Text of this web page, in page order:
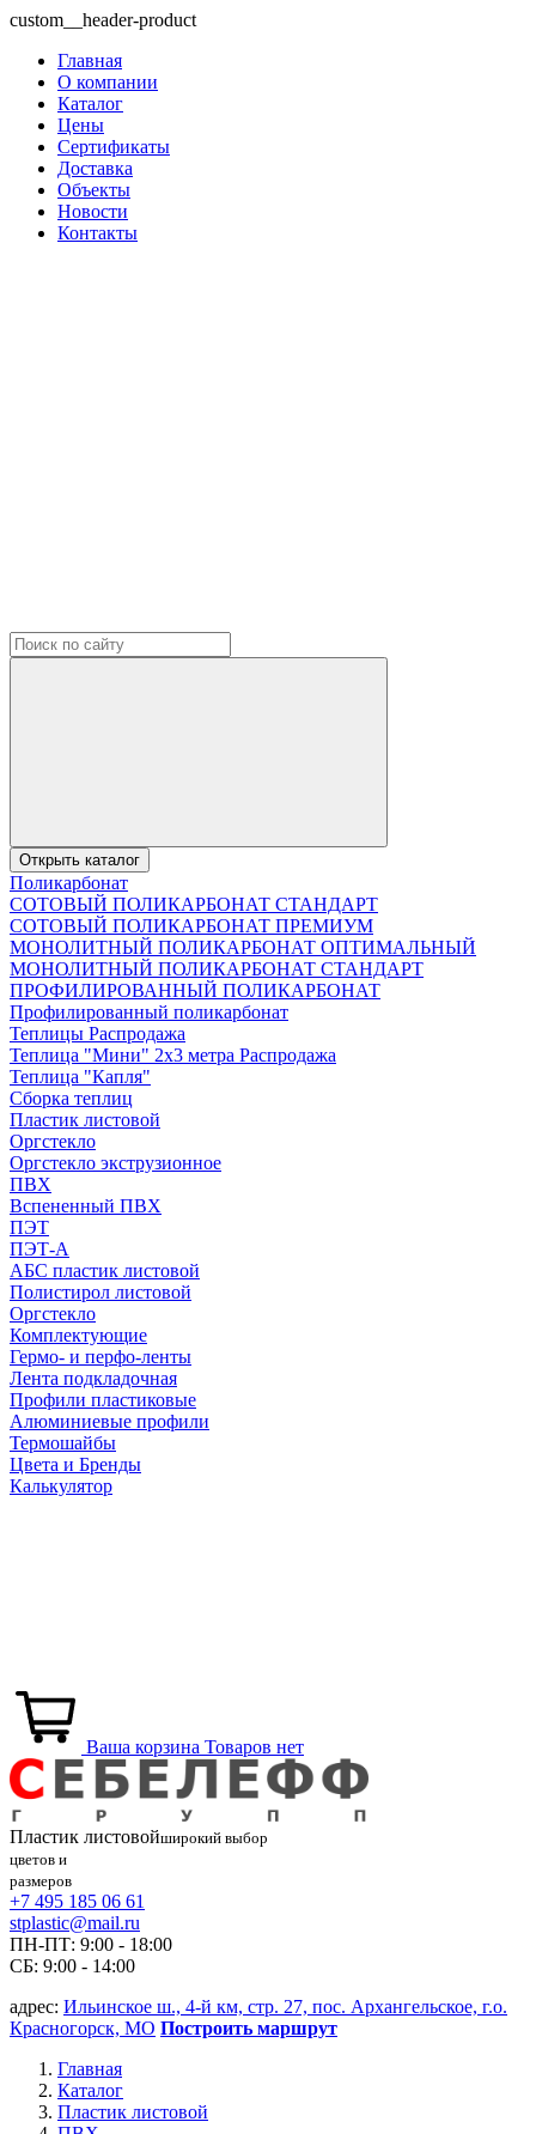
custom__header-product
Главная
О компании
Каталог
Цены
Сертификаты
Доставка
Объекты
Новости
Контакты
Открыть каталог
Поликарбонат
СОТОВЫЙ ПОЛИКАРБОНАТ СТАНДАРТ
СОТОВЫЙ ПОЛИКАРБОНАТ ПРЕМИУМ
МОНОЛИТНЫЙ ПОЛИКАРБОНАТ ОПТИМАЛЬНЫЙ
МОНОЛИТНЫЙ ПОЛИКАРБОНАТ СТАНДАРТ
ПРОФИЛИРОВАННЫЙ ПОЛИКАРБОНАТ
Профилированный поликарбонат
Теплицы Распродажа
Теплица "Мини" 2х3 метра Распродажа
Теплица "Капля"
Сборка теплиц
Пластик листовой
Оргстекло
Оргстекло экструзионное
ПВХ
Вспененный ПВХ
ПЭТ
ПЭТ-А
АБС пластик листовой
Полистирол листовой
Оргстекло
Комплектующие
Гермо- и перфо-ленты
Лента подкладочная
Профили пластиковые
Алюминиевые профили
Термошайбы
Цвета и Бренды
Калькулятор
Ваша корзина Товаров нет
Пластик листовойширокий выбор
цветов и
размеров
+7 495 185 06 61
stplastic@mail.ru
ПН-ПТ: 9:00 - 18:00
СБ: 9:00 - 14:00
адрес: Ильинское ш., 4-й км, стр. 27, пос. Архангельское, г.о.
Красногорск, МО Построить маршрут
Главная
Каталог
Пластик листовой